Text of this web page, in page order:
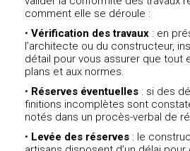
comment elle se déroule :
• Vérification des travaux: en
l’architecte ou du constructeur,
détail pour vous assurer que tout
plans et aux normes.
• Réserves éventuelles: si des
finitions incomplètes sont
notés dans un procès-verbal de
• Levée des réserves: le